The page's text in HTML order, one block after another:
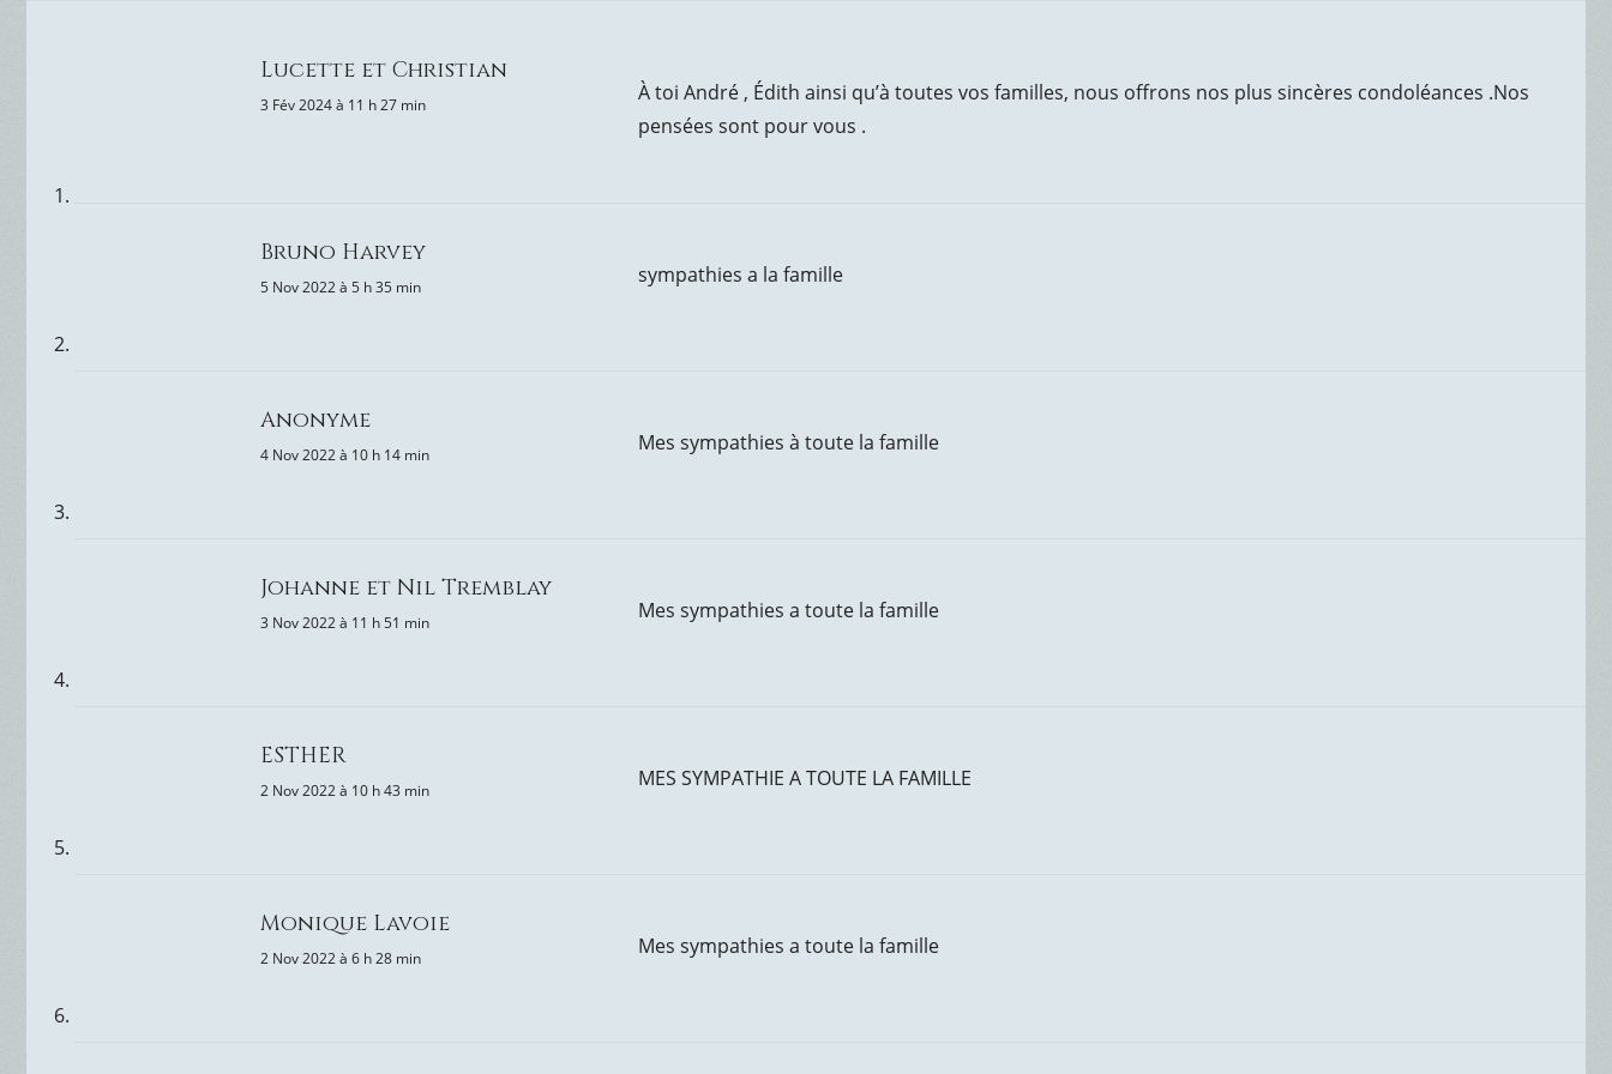
Lucette et Christian
3 Fév 2024 à 11 h 27 min
À toi André , Édith ainsi qu’à toutes vos familles, nous offrons nos plus sincères condoléances .Nos
pensées sont pour vous .
Bruno Harvey
5 Nov 2022 à 5 h 35 min sympathies a la famille
Anonyme
4 Nov 2022 à 10 h 14 min Mes sympathies à toute la famille
Johanne et Nil Tremblay
3 Nov 2022 à 11 h 51 min Mes sympathies a toute la famille
ESTHER
2 Nov 2022 à 10 h 43 min MES SYMPATHIE A TOUTE LA FAMILLE
Monique Lavoie
2 Nov 2022 à 6 h 28 min Mes sympathies a toute la famille